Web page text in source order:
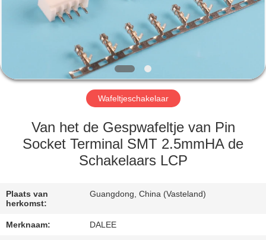
ONGEVEER
FABRIEKSREIS
KWALITEITSCONTROLE
CONTACTEER
Wafeltjeschakelaar
Van het de Gespwafeltje van Pin
Socket Terminal SMT 2.5mmHA de
Schakelaars LCP
Plaats van
herkomst:
Guangdong, China (Vasteland)
Merknaam: DALEE